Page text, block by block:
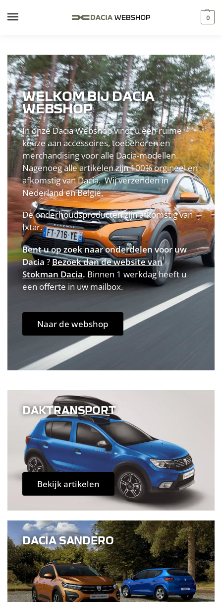
0
WELKOM BIJ DACIA
WEBSHOP
In onze Dacia Webshop vindt u een ruime
keuze aan accessoires, toebehoren en
merchandising voor alle Dacia-modellen.
Nagenoeg alle artikelen zijn 100% orgineel en
afkomstig van Dacia. Wij verzenden in
Nederland en België.
De onderhoudsproducten zijn afkomstig van
Ixtar.
Bent u op zoek naar onderdelen voor uw
Dacia ?Bezoek dan de website van
Stokman Dacia. Binnen 1 werkdag heeft u
een offerte in uw mailbox.
Naar de webshop
DAKTRANSPORT
Bekijk artikelen
DACIA SANDERO